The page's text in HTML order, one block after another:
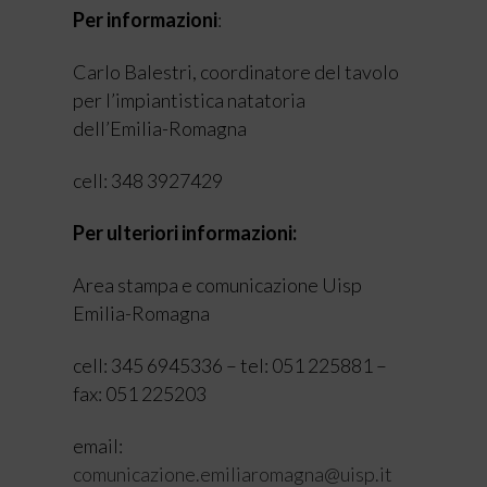
Per informazioni:
Carlo Balestri, coordinatore del tavolo
per l’impiantistica natatoria
dell’Emilia-Romagna
cell: 348 3927429
Per ulteriori informazioni:
Area stampa e comunicazione Uisp
Emilia-Romagna
cell: 345 6945336 – tel: 051 225881 –
fax: 051 225203
email:
comunicazione.emiliaromagna@uisp.it